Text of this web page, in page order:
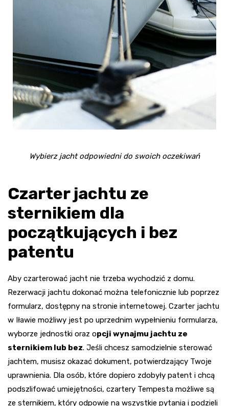
Wybierz jacht odpowiedni do swoich oczekiwań
Czarter jachtu ze
sternikiem dla
początkujących i bez
patentu
Aby czarterować jacht nie trzeba wychodzić z domu.
Rezerwacji jachtu dokonać można telefonicznie lub poprzez
formularz, dostępny na stronie internetowej. Czarter jachtu
w Iławie możliwy jest po uprzednim wypełnieniu formularza,
wyborze jednostki oraz opcji wynajmu jachtu ze
sternikiem lub bez. Jeśli chcesz samodzielnie sterować
jachtem, musisz okazać dokument, potwierdzający Twoje
uprawnienia. Dla osób, które dopiero zdobyły patent i chcą
podszlifować umiejętności, czartery Tempesta możliwe są
ze sternikiem, który odpowie na wszystkie pytania i podzieli